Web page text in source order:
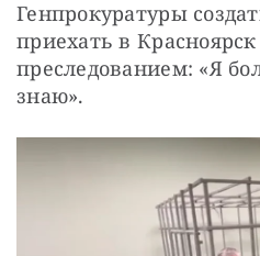
Генпрокуратуры
приехать в Красноярск
преследованием: «Я
знаю».